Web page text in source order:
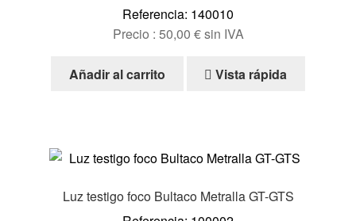
Referencia: 140010
Precio : 50,00 €sin IVA
Añadir al carrito Vista rápida
Luz testigo foco Bultaco Metralla GT-GTS